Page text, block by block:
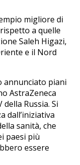
migliore di
a quelle
Saleh Higazi,
e il Nord
annunciato piani
AstraZeneca
Russia. Si
dall’iniziativa
sanità, che
paesi più
essere